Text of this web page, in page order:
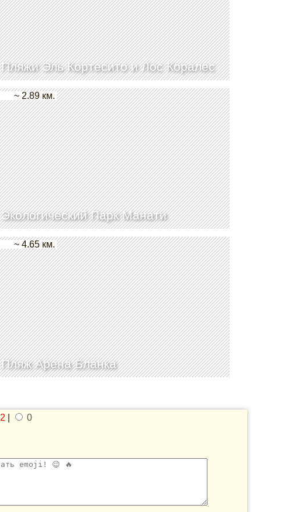
Пляжи Эль Кортесито и Лос Коралес
Экологический Парк Манати
~ 2.89 км.
Пляж Арена Бланка
~ 4.65 км.
2
0